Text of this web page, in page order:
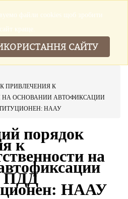
ПРИВЛЕЧЕНИЯ К
НА ОСНОВАНИИ АВТОФИКСАЦИИ
НААУ
порядок
к
на
ПДД
НААУ
файли cookies щоб зробити
краще.
САЙТУ